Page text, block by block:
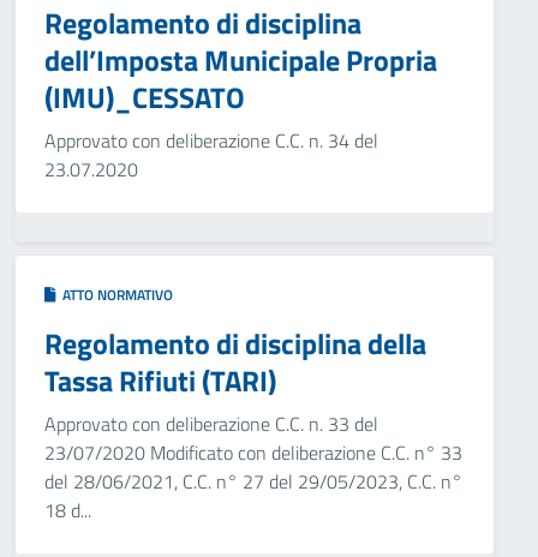
Regolamento di disciplina
dell’Imposta Municipale Propria
(IMU)_CESSATO
Approvato con deliberazione C.C. n. 34 del
23.07.2020
ATTO NORMATIVO
Regolamento di disciplina della
Tassa Rifiuti (TARI)
Approvato con deliberazione C.C. n. 33 del
23/07/2020 Modificato con deliberazione C.C. n° 33
del 28/06/2021, C.C. n° 27 del 29/05/2023, C.C. n°
18 d...